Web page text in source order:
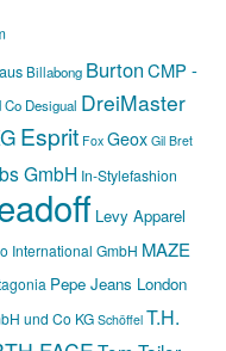
Billabong BurtonCMP -
Co Desigual DreiMaster
Esprit Fox Geox Gil Bret
GmbH In-Stylefashion
Levy Apparel
International GmbH MAZE
Pepe Jeans London
und Co KG Schöffel T.H.